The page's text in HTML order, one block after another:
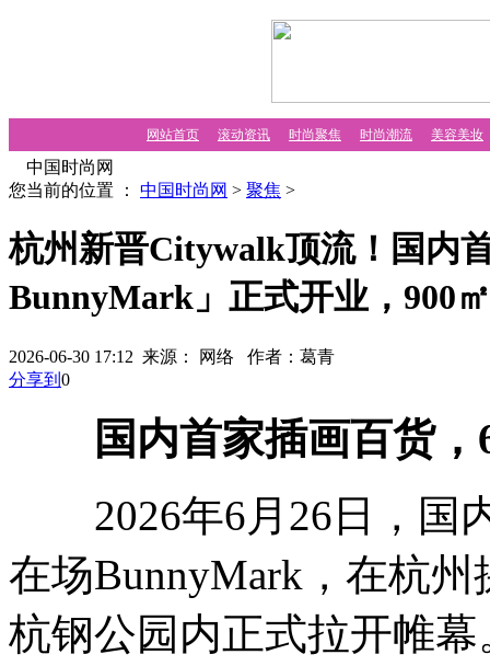
网站首页 滚动资讯 时尚聚焦 时尚潮流 美容美妆
中国时尚网
您当前的位置 ： 中国时尚网 > 聚焦 >
杭州新晋Citywalk顶流！国内
BunnyMark」正式开业，900
2026-06-30 17:12 来源： 网络 作者：葛青
分享到 0
国内首家插画百货
2026年6月26日，国
在场BunnyMark，在杭
杭钢公园内正式拉开帷幕